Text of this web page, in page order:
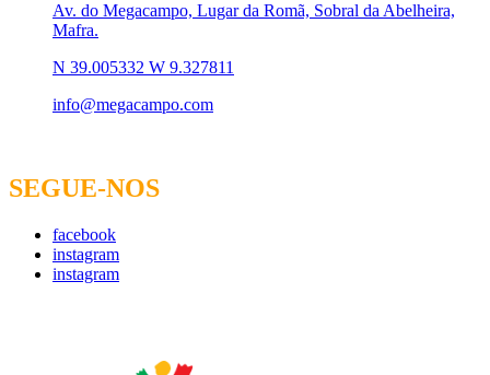
Av. do Megacampo, Lugar da Romã, Sobral da Abelheira,
Mafra.
N 39.005332 W 9.327811
info@megacampo.com
SEGUE-NOS
facebook
instagram
instagram